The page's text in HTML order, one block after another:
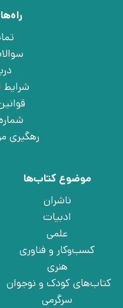
شرایط
رهگیری
موضوع کتاب‌ها
ناشران
ادبیات
علمی
کسب‌وکار و فناوری
هنری
کتاب‌های کودک و نوجوان
سرگرمی